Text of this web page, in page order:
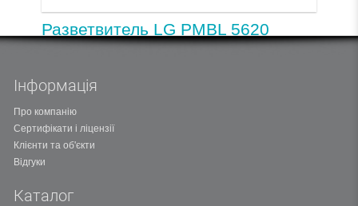
Разветвитель LG PMBL 5620
Інформація
Про компанію
Сертифікати і ліцензії
Клієнти та об'єкти
Відгуки
Каталог